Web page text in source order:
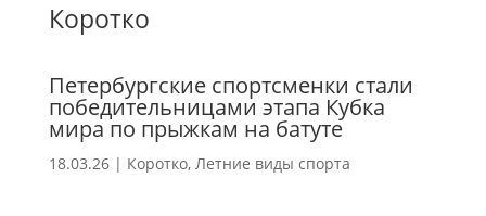
Коротко
Петербургские спортсменки стали
победительницами этапа Кубка
мира по прыжкам на батуте
18.03.26| Коротко, Летние виды спорта